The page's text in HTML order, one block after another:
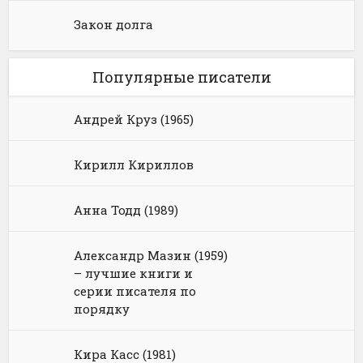
Закон долга
Популярные писатели
Андрей Круз (1965)
Кирилл Кириллов
Анна Тодд (1989)
Александр Мазин (1959)
– лучшие книги и
серии писателя по
порядку
Кира Касс (1981)